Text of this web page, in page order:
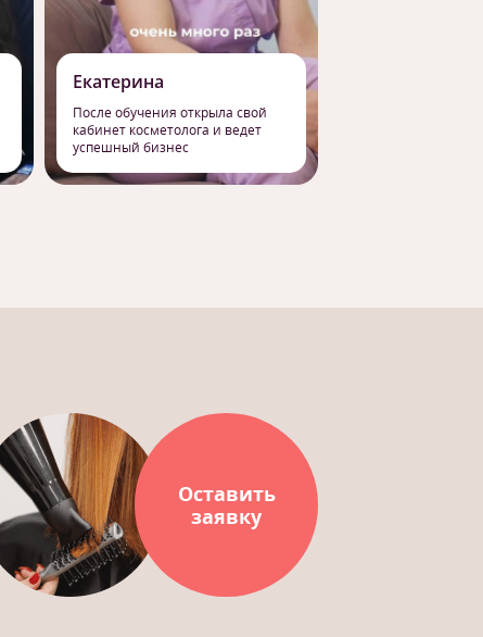
Екатерина
После обучения открыла свой
кабинет косметолога и ведет
успешный бизнес
Оставить
заявку